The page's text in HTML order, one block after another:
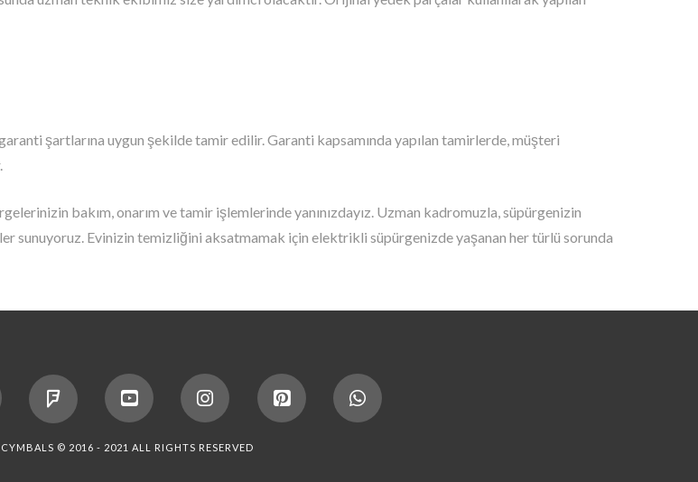
şartlarına uygun şekilde tamir edilir. Garanti kapsamında yapılan tamirlerde, müşteri
bakım, onarım ve tamir işlemlerinde yanınızdayız. Uzman kadromuzla, süpürgenizin
sunuyoruz. Evinizin temizliğini aksatmamak için elektrikli süpürgenizde yaşanan her türlü sorunda
© 2016 - 2021 ALL RIGHTS RESERVED